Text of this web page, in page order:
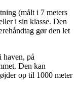
(målt i 7 meters
i sin klasse. Den
gør den let
haven, på
Den kan
op til 1000 meter